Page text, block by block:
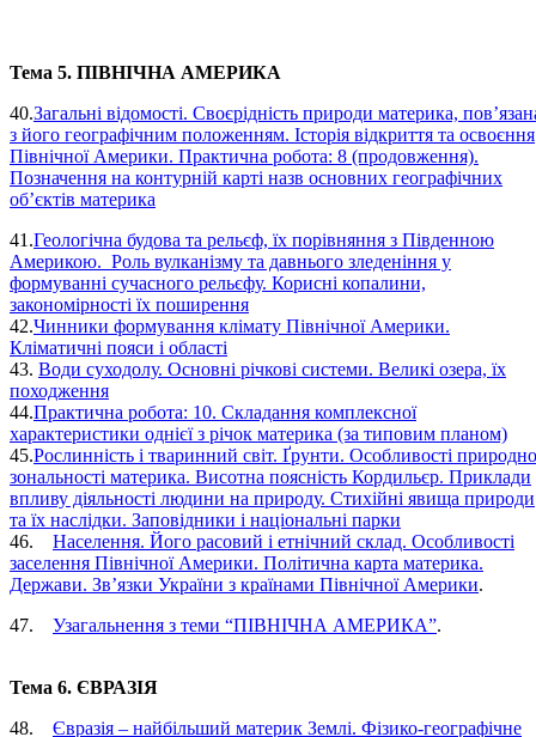
Тема 5. ПІВНІЧНА АМЕРИКА
40.Загальні відомості. Своєрідність природи материка,
з його географічним положенням. Історія відкриття та освоєння
Північної Америки. Практична робота: 8 (продовження).
Позначення на контурній карті назв основних географічних
об’єктів материка
41.Геологічна будова та рельєф, їх порівняння з Південною
Америкою. Роль вулканізму та давнього зледеніння у
формуванні сучасного рельєфу. Корисні копалини,
закономірності їх поширення
42.Чинники формування клімату Північної Америки.
Кліматичні пояси і області
43. Води суходолу. Основні річкові системи. Великі озера, їх
походження
44.Практична робота: 10. Складання комплексної
характеристики однієї з річок материка (за типовим планом)
45.Рослинність і тваринний світ. Ґрунти. Особливості
зональності материка. Висотна поясність Кордильєр. Приклади
впливу діяльності людини на природу. Стихійні явища природи
та їх наслідки. Заповідники і національні парки
46. Населення. Його расовий і етнічний склад. Особливості
заселення Північної Америки. Політична карта материка.
Держави. Зв’язки України з країнами Північної Америки.
47. Узагальнення з теми “ПІВНІЧНА АМЕРИКА”.
Тема 6. ЄВРАЗІЯ
48. Євразія – найбільший материк Землі. Фізико-географічне